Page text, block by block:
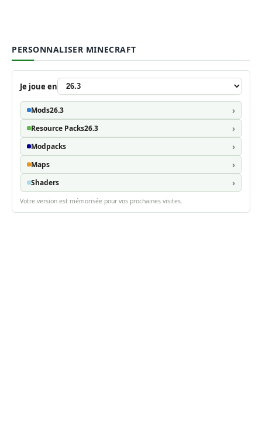
PERSONNALISER MINECRAFT
Je joue en
Mods26.3
Resource Packs26.3
Modpacks
Maps
Shaders
Votre version est mémorisée pour vos prochaines visites.